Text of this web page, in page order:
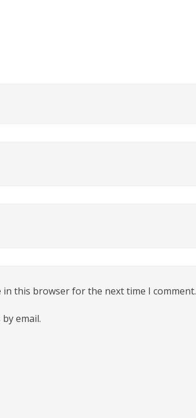
in this browser for the next time I comment.
email.